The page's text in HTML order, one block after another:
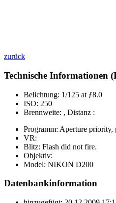
zurück
Technische Informationen
Belichtung: 1/125 at ƒ8.0
ISO: 250
Brennweite: , Distanz :
Programm: Aperture priority,
VR:
Blitz: Flash did not fire.
Objektiv:
Model: NIKON D200
Datenbankinformation